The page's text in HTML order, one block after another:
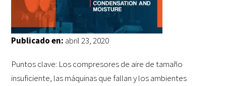
Publicado en: abril 23, 2020
Puntos clave: Los compresores de aire de tamaño
insuficiente, las máquinas que fallan y los ambientes